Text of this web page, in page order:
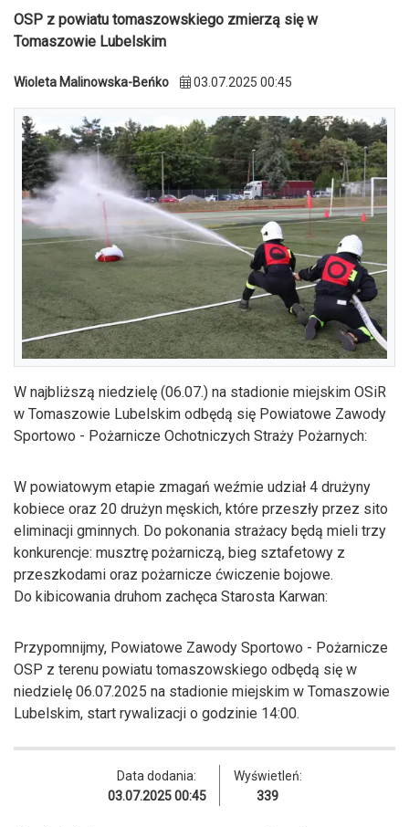
OSP z powiatu tomaszowskiego zmierzą się w
Tomaszowie Lubelskim
Wioleta Malinowska-Beńko 03.07.2025 00:45
W najbliższą niedzielę (06.07.) na stadionie miejskim OSiR
w Tomaszowie Lubelskim odbędą się Powiatowe Zawody
Sportowo - Pożarnicze Ochotniczych Straży Pożarnych:
W powiatowym etapie zmagań weźmie udział 4 drużyny
kobiece oraz 20 drużyn męskich, które przeszły przez sito
eliminacji gminnych. Do pokonania strażacy będą mieli trzy
konkurencje: musztrę pożarniczą, bieg sztafetowy z
przeszkodami oraz pożarnicze ćwiczenie bojowe.
Do kibicowania druhom zachęca Starosta Karwan:
Przypomnijmy, Powiatowe Zawody Sportowo - Pożarnicze
OSP z terenu powiatu tomaszowskiego odbędą się w
niedzielę 06.07.2025 na stadionie miejskim w Tomaszowie
Lubelskim, start rywalizacji o godzinie 14:00.
Data dodania:
03.07.2025 00:45
Wyświetleń:
339